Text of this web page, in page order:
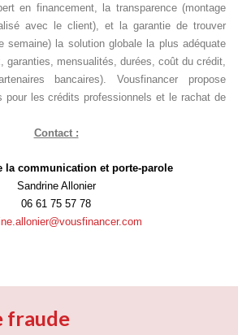
en financement, la transparence (montage
avec le client), et la garantie de trouver
semaine) la solution globale la plus adéquate
garanties, mensualités, durées, coût du crédit,
bancaires). Vousfinancer propose
pour les crédits professionnels et le rachat de
Contact :
la communication et porte-parole
Sandrine Allonier
06 61 75 57 78
vousfinancer.com
fraude